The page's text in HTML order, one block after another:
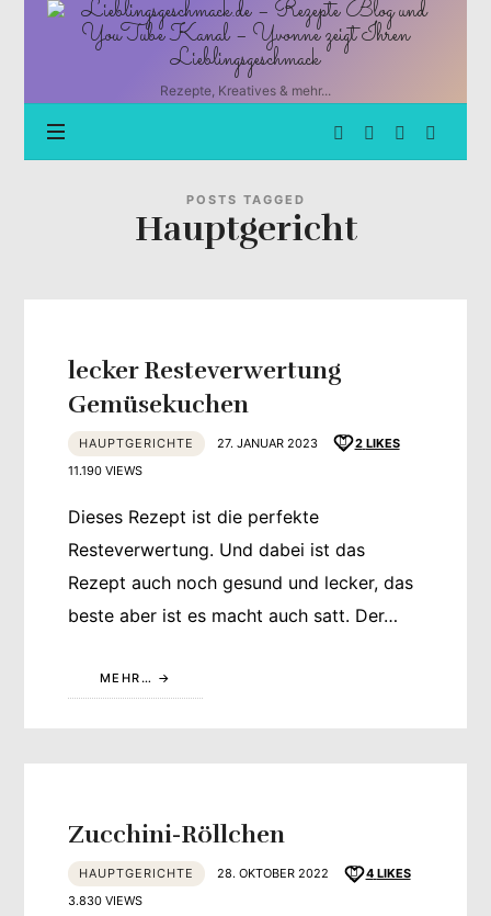
Lieblingsgeschmack.de
Rezepte
und
YouTube
Kanal
Rezepte, Kreatives & mehr...
POSTS TAGGED
Hauptgericht
lecker Resteverwertung
Gemüsekuchen
HAUPTGERICHTE 27. JANUAR 2023 2 LIKES
11.190 VIEWS
Dieses Rezept ist die perfekte
Resteverwertung. Und dabei ist das
Rezept auch noch gesund und lecker, das
beste aber ist es macht auch satt. Der…
MEHR…
Zucchini-Röllchen
HAUPTGERICHTE 28. OKTOBER 2022 4 LIKES
3.830 VIEWS